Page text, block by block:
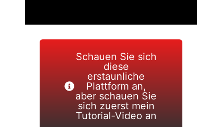
Schauen Sie sich
diese
erstaunliche
Plattform an,
aber schauen Sie
sich zuerst mein
Tutorial-Video an